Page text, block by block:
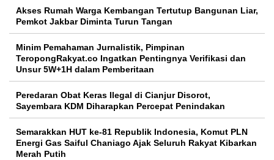
Akses Rumah Warga Kembangan Tertutup Bangunan Liar,
Pemkot Jakbar Diminta Turun Tangan
Minim Pemahaman Jurnalistik, Pimpinan
TeropongRakyat.co Ingatkan Pentingnya Verifikasi dan
Unsur 5W+1H dalam Pemberitaan
Peredaran Obat Keras Ilegal di Cianjur Disorot,
Sayembara KDM Diharapkan Percepat Penindakan
Semarakkan HUT ke-81 Republik Indonesia, Komut PLN
Energi Gas Saiful Chaniago Ajak Seluruh Rakyat Kibarkan
Merah Putih